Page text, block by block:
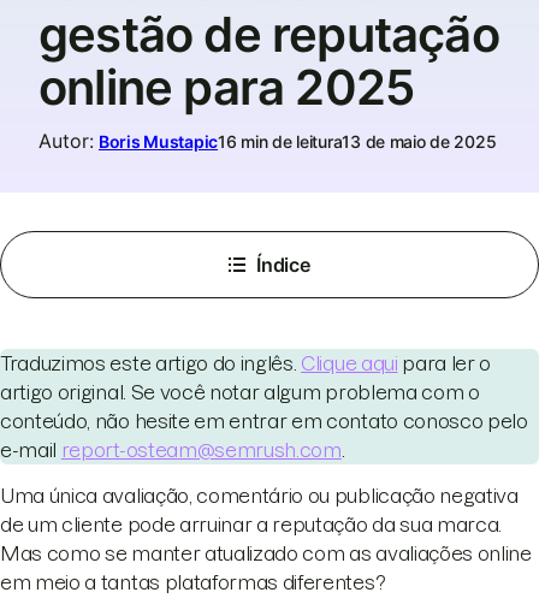
gestão de reputação
online para 2025
Autor: Boris Mustapic16 min de leitura13 de maio de 2025
Índice
Traduzimos este artigo do inglês. Clique aqui para ler o
artigo original. Se você notar algum problema com o
conteúdo, não hesite em entrar em contato conosco pelo
e-mail report-osteam@semrush.com
Uma única avaliação, comentário ou publicação negativa
de um cliente pode arruinar a reputação da sua marca.
Mas como se manter atualizado com as avaliações online
em meio a tantas plataformas diferentes?